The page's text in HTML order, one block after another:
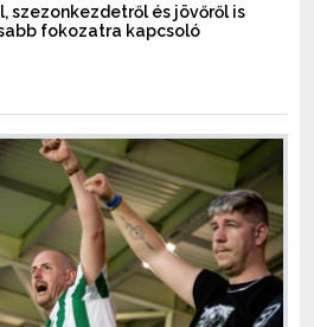
szezonkezdetről és jövőről is
fokozatra kapcsoló